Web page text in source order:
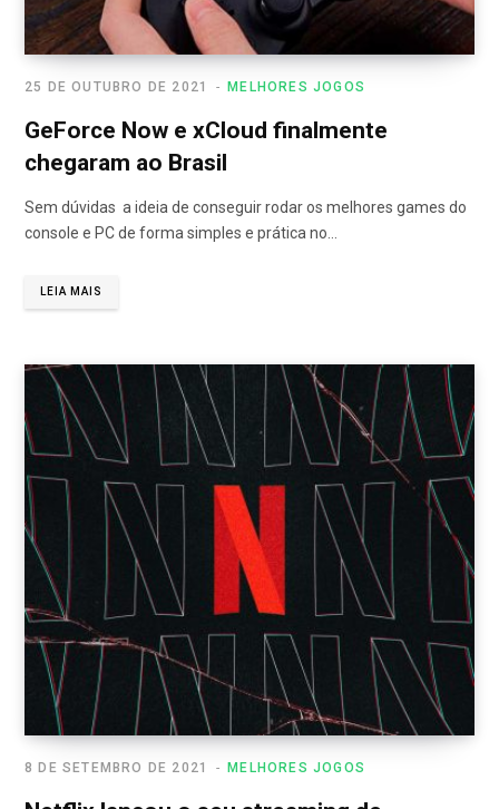
MELHORES JOGOS
25 DE OUTUBRO DE 2021
GeForce Now e xCloud finalmente
chegaram ao Brasil
Sem dúvidas a ideia de conseguir rodar os melhores games do
console e PC de forma simples e prática no…
LEIA MAIS
MELHORES JOGOS
8 DE SETEMBRO DE 2021